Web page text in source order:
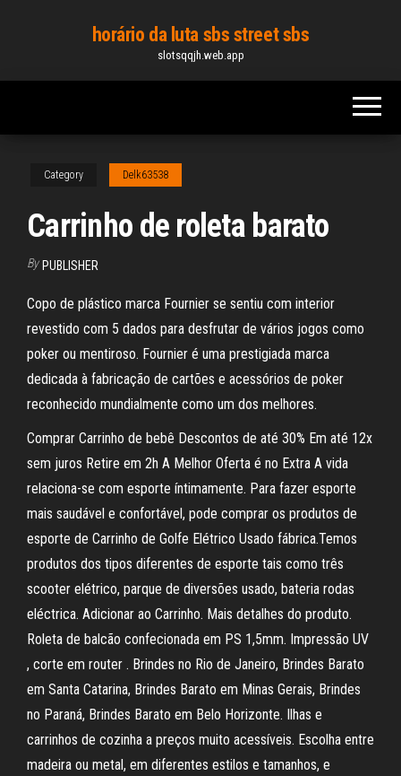
content
horário da luta sbs street sbs
slotsqqjh.web.app
Category Delk63538
Carrinho de roleta barato
By PUBLISHER
Copo de plástico marca Fournier se sentiu com interior
revestido com 5 dados para desfrutar de vários jogos como
poker ou mentiroso. Fournier é uma prestigiada marca
dedicada à fabricação de cartões e acessórios de poker
reconhecido mundialmente como um dos melhores.
Comprar Carrinho de bebê Descontos de até 30% Em até 12x
sem juros Retire em 2h A Melhor Oferta é no Extra A vida
relaciona-se com esporte íntimamente. Para fazer esporte
mais saudável e confortável, pode comprar os produtos de
esporte de Carrinho de Golfe Elétrico Usado fábrica.Temos
produtos dos tipos diferentes de esporte tais como três
scooter elétrico, parque de diversões usado, bateria rodas
eléctrica. Adicionar ao Carrinho. Mais detalhes do produto.
Roleta de balcão confecionada em PS 1,5mm. Impressão UV
, corte em router . Brindes no Rio de Janeiro, Brindes Barato
em Santa Catarina, Brindes Barato em Minas Gerais, Brindes
no Paraná, Brindes Barato em Belo Horizonte. Ilhas e
carrinhos de cozinha a preços muito acessíveis. Escolha entre
madeira ou metal, em diferentes estilos e tamanhos, e